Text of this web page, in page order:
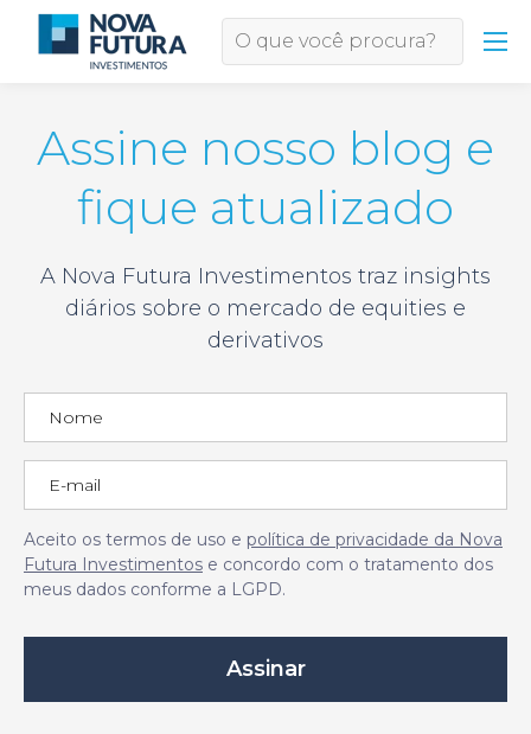
Assine nosso blog e
fique atualizado
A Nova Futura Investimentos traz insights
diários sobre o mercado de equities e
derivativos
Aceito os termos de uso e política de privacidade da Nova
Futura Investimentos e concordo com o tratamento dos
meus dados conforme a LGPD.